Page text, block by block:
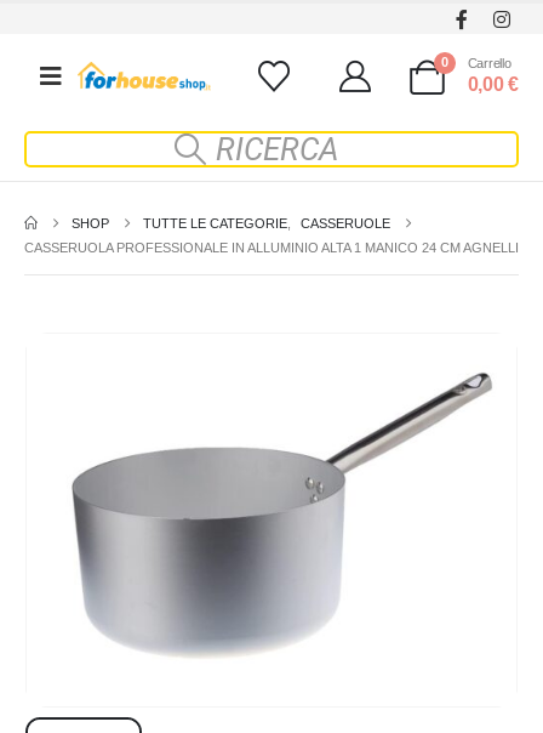
0 Carrello
0,00€
SHOP TUTTE LE CATEGORIE,
CASSERUOLE
CASSERUOLA PROFESSIONALE IN ALLUMINIO ALTA 1 MANICO 24 CM AGNELLI